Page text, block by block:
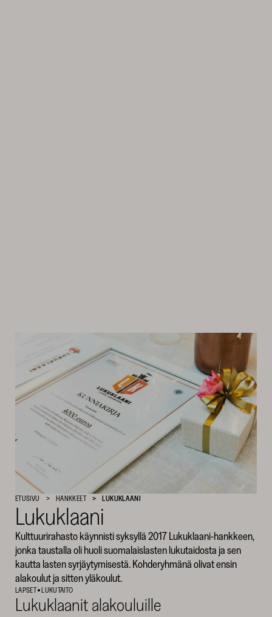
ETUSIVU HANKKEET LUKUKLAANI
Lukuklaani
Kulttuurirahasto käynnisti syksyllä 2017 Lukuklaani-hankkeen,
jonka taustalla oli huoli suomalaislasten lukutaidosta ja sen
kautta lasten syrjäytymisestä. Kohderyhmänä olivat ensin
alakoulut ja sitten yläkoulut.
LAPSET LUKUTAITO
Lukuklaanit alakouluille